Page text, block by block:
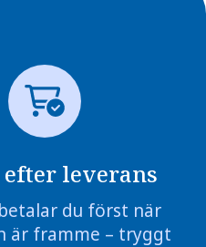
efter leverans
du först när
är framme – tryggt